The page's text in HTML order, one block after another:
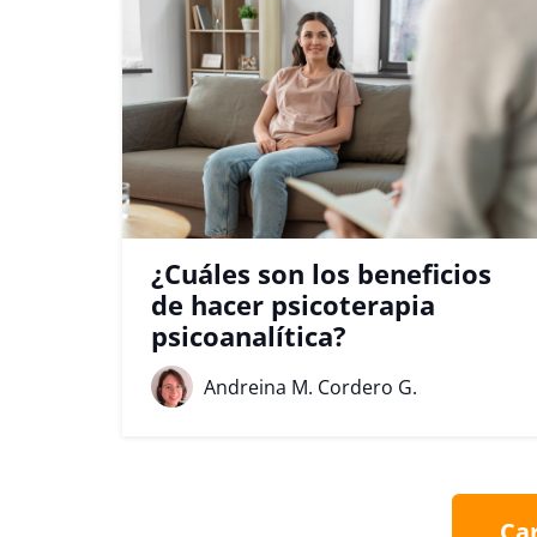
¿Cuáles son los beneficios
de hacer psicoterapia
psicoanalítica?
Andreina M. Cordero G.